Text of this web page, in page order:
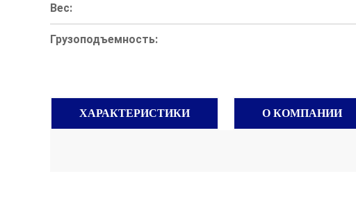
Вес:
Грузоподъемность:
ХАРАКТЕРИСТИКИ О КОМПАНИИ